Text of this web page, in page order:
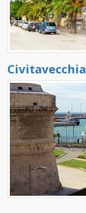
Civitavecchia